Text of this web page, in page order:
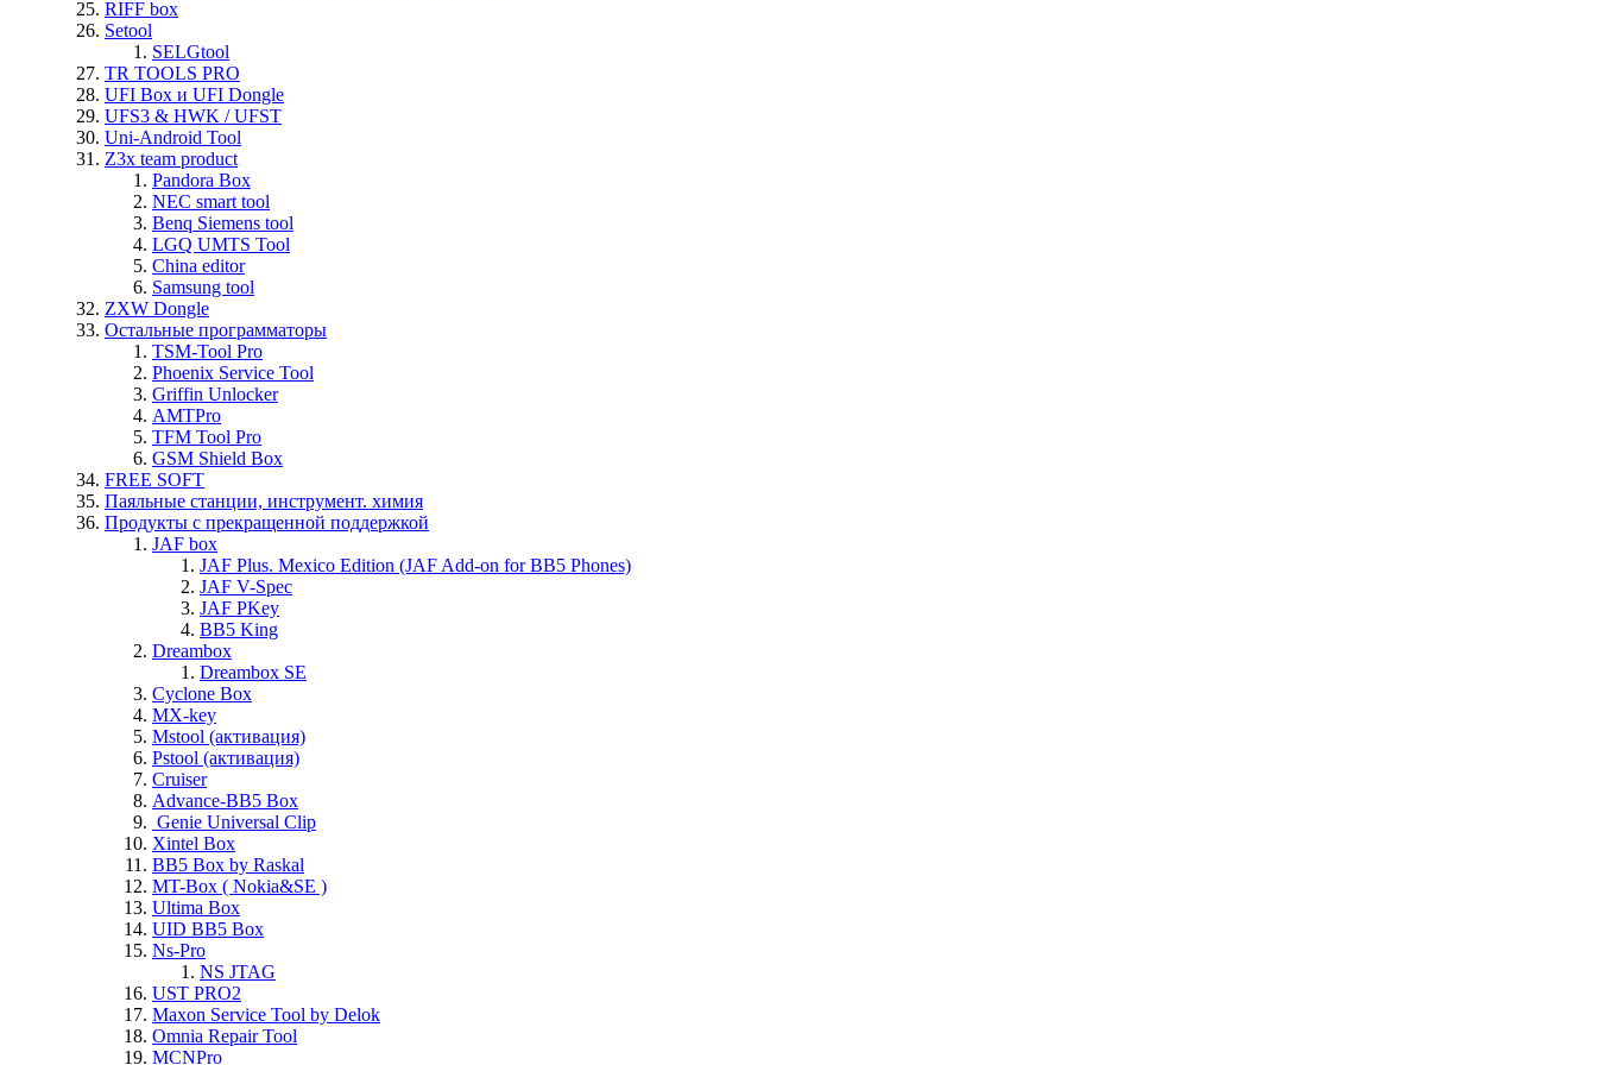
RIFF box
Setool
SELGtool
TR TOOLS PRO
UFI Box и UFI Dongle
UFS3 & HWK / UFST
Uni-Android Tool
Z3x team product
Pandora Box
NEC smart tool
Benq Siemens tool
LGQ UMTS Tool
China editor
Samsung tool
ZXW Dongle
Остальные программаторы
TSM-Tool Pro
Phoenix Service Tool
Griffin Unlocker
AMTPro
TFM Tool Pro
GSM Shield Box
FREE SOFT
Паяльные станции, инструмент. химия
Продукты с прекращенной поддержкой
JAF box
JAF Plus. Mexico Edition (JAF Add-on for BB5 Phones)
JAF V-Spec
JAF PKey
BB5 King
Dreambox
Dreambox SE
Cyclone Box
MX-key
Mstool (активация)
Pstool (активация)
Cruiser
Advance-BB5 Box
Genie Universal Clip
Xintel Box
BB5 Box by Raskal
MT-Box ( Nokia&SE )
Ultima Box
UID BB5 Box
Ns-Pro
NS JTAG
UST PRO2
Maxon Service Tool by Delok
Omnia Repair Tool
MCNPro